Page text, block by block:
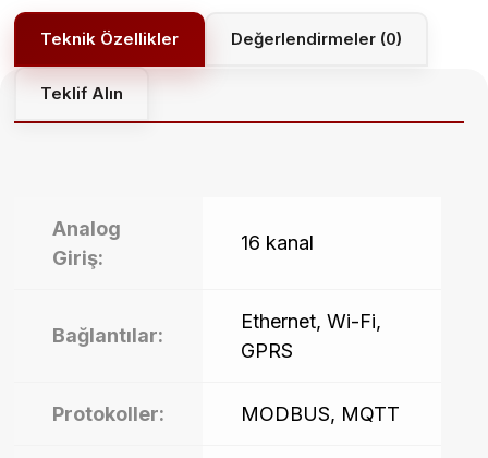
üzerinden
5.00
puan
Değerlendirmeler (0)
Teklif Alın
Analog
Giriş:
16 kanal
Bağlantılar:
Ethernet, Wi-Fi,
GPRS
Protokoller: MODBUS, MQTT